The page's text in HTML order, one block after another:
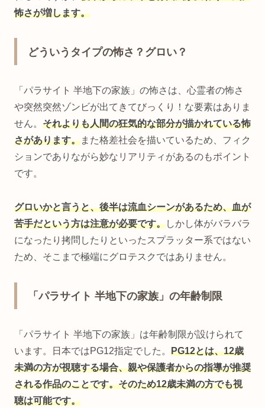
怖さが増します。
どういうタイプの怖さ？グロい？
「パラサイト 半地下の家族」の怖さは、心霊者の怖さ
や突然突然ゾンビが出てきてびっくり！な要素はありま
せん。 それよりも人間の狂気的な部分が描かれている怖
さがあります。また格差社会を描いているため、フィク
ションでありながら妙なリアリティがあるのもポイント
です。
グロいかと言うと、後半は流血シーンがあるため、血が
苦手だという方は注意が必要です。しかし体がバラバラ
になったり拷問したりといったスプラッター系ではない
ため、そこまで極端にグロテスクではありません。
「パラサイト 半地下の家族」の年齢制限
「パラサイト 半地下の家族」は年齢制限が設けられて
います。日本ではPG12指定でした。 PG12とは、12歳
未満の方が視聴する場合、親や保護者からの指導が推奨
される作品のことです。そのため12歳未満の方でも視
聴は可能です。